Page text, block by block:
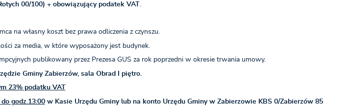
00/100) + obowiązujący podatek VAT.
na własny koszt bez prawa odliczenia z czynszu.
za media, w które wyposażony jest budynek.
publikowany przez Prezesa GUS za rok poprzedni w okresie trwania umowy.
Gminy Zabierzów, sala Obrad I piętro.
23% podatku VAT
godz.13:00w Kasie Urzędu Gminy lub na konto Urzędu Gminy w Zabierzowie KBS 0/Zabierzów 85